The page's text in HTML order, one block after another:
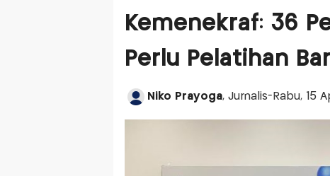
Kemenekraf: 36
Perlu Pelatihan
Niko Prayoga, Jurnalis-Rabu, 15